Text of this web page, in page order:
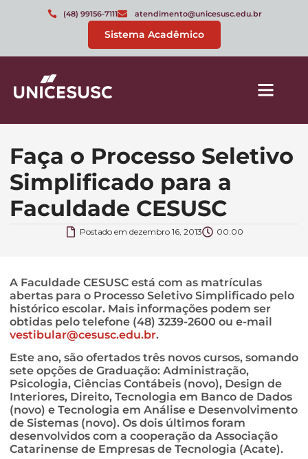
(48) 99156-7111 atendimento@unicesusc.edu.br
Sistema Acadêmico
Faça o Processo Seletivo
Simplificado para a
Faculdade CESUSC
Postado em dezembro 16, 2013 00:00
A Faculdade CESUSC está com as matrículas
abertas para o Processo Seletivo Simplificado pelo
histórico escolar. Mais informações podem ser
obtidas pelo telefone (48) 3239-2600 ou e-mail
vestibular@cesusc.edu.br.
Este ano, são ofertados três novos cursos, somando
sete opções de Graduação: Administração,
Psicologia, Ciências Contábeis (novo), Design de
Interiores, Direito, Tecnologia em Banco de Dados
(novo) e Tecnologia em Análise e Desenvolvimento
de Sistemas (novo). Os dois últimos foram
desenvolvidos com a cooperação da Associação
Catarinense de Empresas de Tecnologia (Acate).